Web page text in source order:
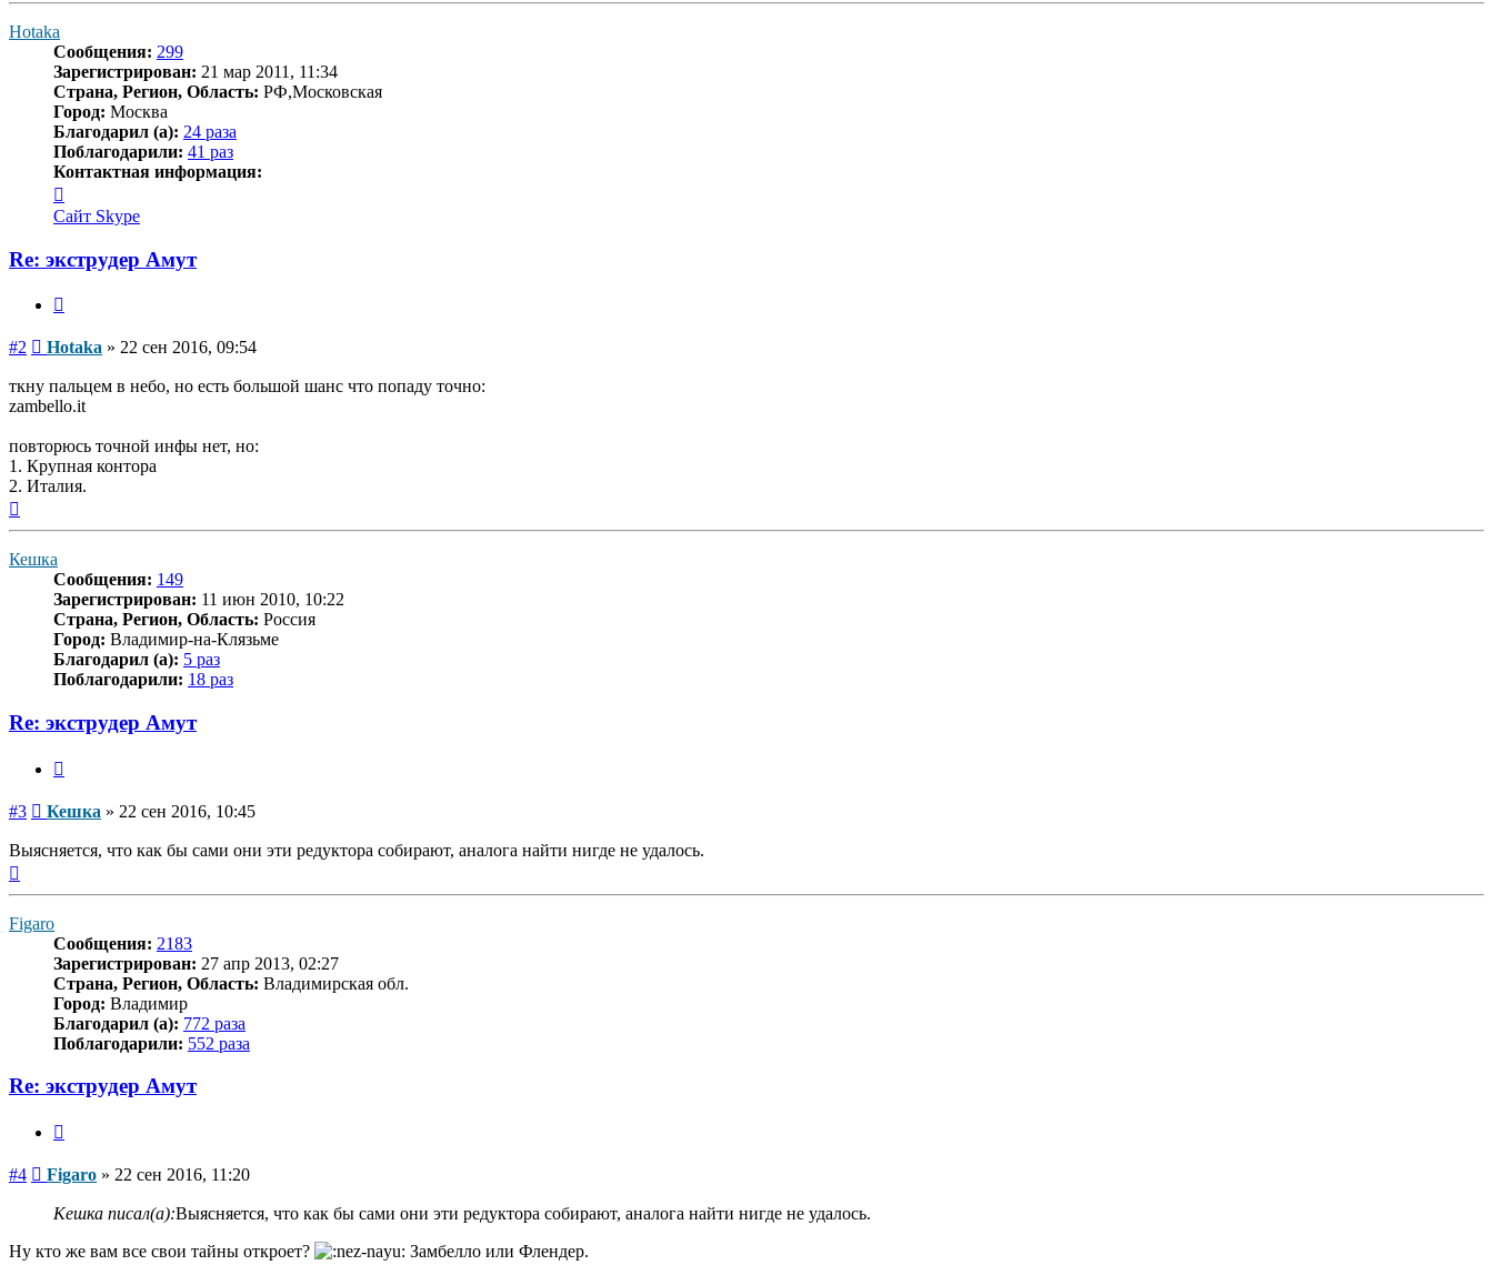
Hotaka
Сообщения: 299
Зарегистрирован: 21 мар 2011, 11:34
Страна, Регион, Область: РФ,Московская
Город: Москва
Благодарил (а): 24 раза
Поблагодарили: 41 раз
Контактная информация:
информация
пользователя
Сайт Skype
Re: экструдер Амут
#2 Сообщение
Hotaka » 22 сен 2016, 09:54
ткну пальцем в небо, но есть большой шанс что попаду точно:
zambello.it
повторюсь точной инфы нет, но:
1. Крупная контора
2. Италия.
Кешка
Сообщения: 149
Зарегистрирован: 11 июн 2010, 10:22
Страна, Регион, Область: Россия
Город: Владимир-на-Клязьме
Благодарил (а): 5 раз
Поблагодарили: 18 раз
Re: экструдер Амут
#3 Сообщение
Кешка » 22 сен 2016, 10:45
Выясняется, что как бы сами они эти редуктора собирают, аналога найти нигде не удалось.
Figaro
Сообщения: 2183
Зарегистрирован: 27 апр 2013, 02:27
Страна, Регион, Область: Владимирская обл.
Город: Владимир
Благодарил (а): 772 раза
Поблагодарили: 552 раза
Re: экструдер Амут
#4 Сообщение
Figaro » 22 сен 2016, 11:20
Кешка писал(а):Выясняется, что как бы сами они эти редуктора собирают, аналога найти нигде не удалось.
Ну кто же вам все свои тайны откроет?
Замбелло или Флендер.